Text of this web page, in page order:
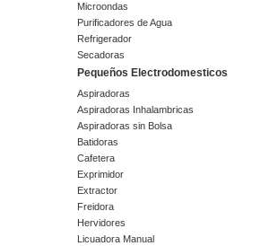
Microondas
Purificadores de Agua
Refrigerador
Secadoras
Pequeños Electrodomesticos
Aspiradoras
Aspiradoras Inhalambricas
Aspiradoras sin Bolsa
Batidoras
Cafetera
Exprimidor
Extractor
Freidora
Hervidores
Licuadora Manual